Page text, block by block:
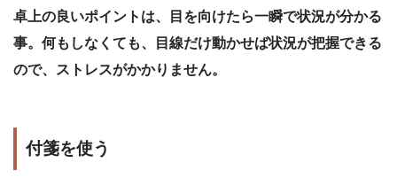
卓上の良いポイントは、目を向けたら一瞬で状況が分かる
事。何もしなくても、目線だけ動かせば状況が把握できる
ので、ストレスがかかりません。
付箋を使う